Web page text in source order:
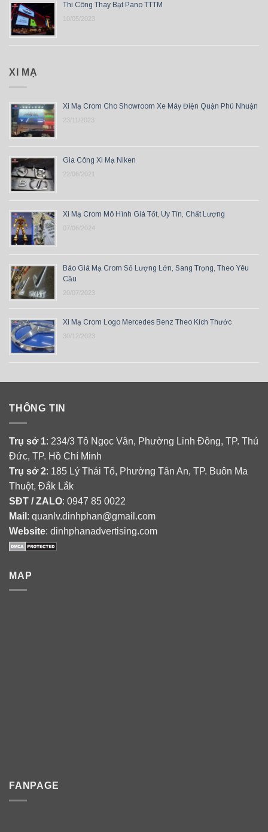
Thi Công Thay Bạt Pano TTTM
10/05/2023
XI MẠ
Xi Mạ Crom Cho Showroom Xe Máy Điện Quận Phú Nhuận
23/11/2023
Gia Công Xi Mạ Niken
22/06/2021
Xi Mạ Crom Mô Hình Giá Tốt, Uy Tín, Chất Lượng
07/06/2024
Báo Giá Mạ Crom Số Lượng Lớn, Sang Trọng, Theo Yêu
Cầu
20/07/2023
Xi Mạ Crom Logo Mercedes Benz Theo Kích Thước
30/12/2023
THÔNG TIN
Trụ sở 1: 234/3 Tô Ngọc Vân, Phường Linh Đông, TP. Thủ
Đức, TP. Hồ Chí Minh
Trụ sở 2: 185 Lý Thái Tổ, Phường Tân An, TP. Buôn Ma
Thuột, Đắk Lắk
SĐT / ZALO: 0947 85 0022
Mail : quanlv.dinhphan@gmail.com
Website: dinhphanadvertising.com
MAP
FANPAGE